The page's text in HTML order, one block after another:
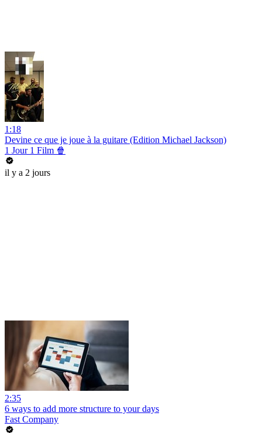
1:18
Devine ce que je joue à la guitare (Edition Michael Jackson)
1 Jour 1 Film 🍿
il y a 2 jours
2:35
6 ways to add more structure to your days
Fast Company